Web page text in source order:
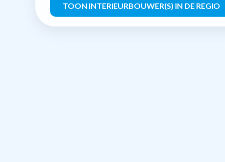
TOON INTERIEURBOUWER(S) IN DE REGIO